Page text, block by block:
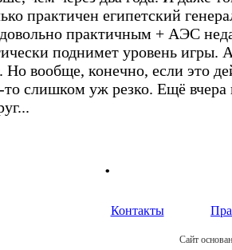
практичен египетский
практичным + АЭС
поднимет уровень игры.
вообще, конечно, если это
слишком уж резко. Ещё вчера
.
Контакты
Сайт